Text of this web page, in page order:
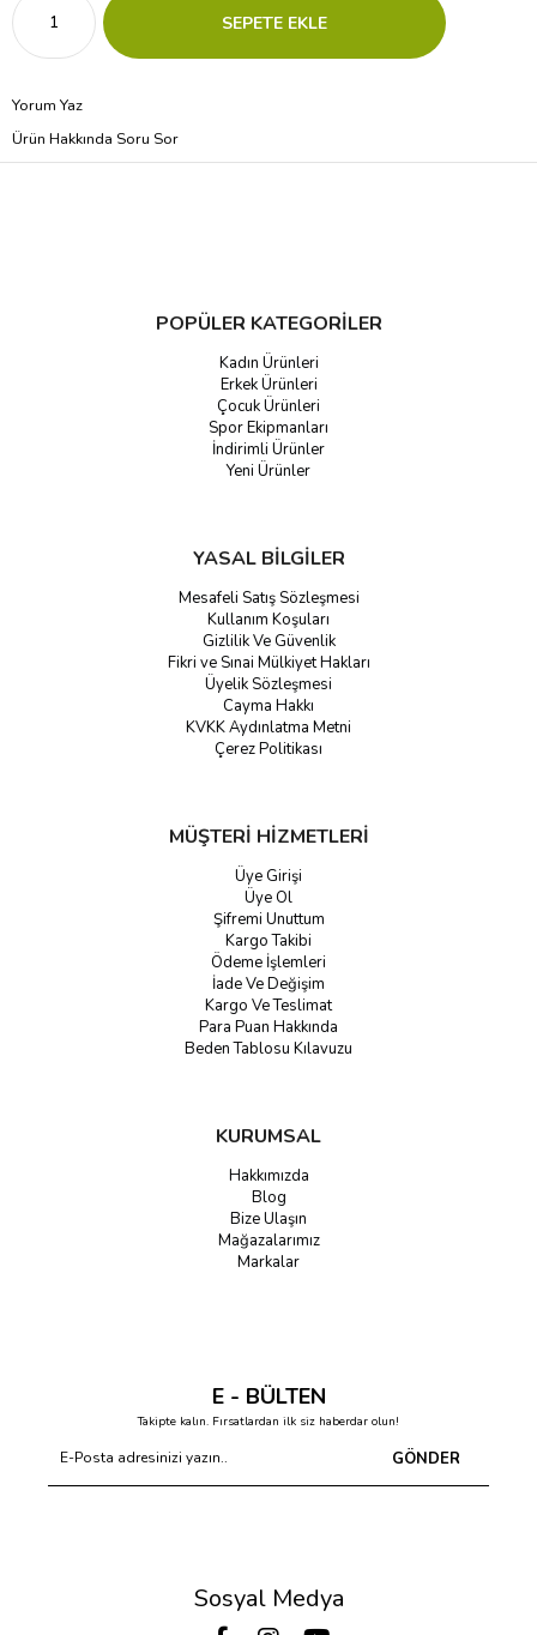
Yorum Yaz
Ürün Hakkında Soru Sor
POPÜLER KATEGORİLER
Kadın Ürünleri
Erkek Ürünleri
Çocuk Ürünleri
Spor Ekipmanları
İndirimli Ürünler
Yeni Ürünler
YASAL BİLGİLER
Mesafeli Satış Sözleşmesi
Kullanım Koşuları
Gizlilik Ve Güvenlik
Fikri ve Sınai Mülkiyet Hakları
Üyelik Sözleşmesi
Cayma Hakkı
KVKK Aydınlatma Metni
Çerez Politikası
MÜŞTERİ HİZMETLERİ
Üye Girişi
Üye Ol
Şifremi Unuttum
Kargo Takibi
Ödeme İşlemleri
İade Ve Değişim
Kargo Ve Teslimat
Para Puan Hakkında
Beden Tablosu Kılavuzu
KURUMSAL
Hakkımızda
Blog
Bize Ulaşın
Mağazalarımız
Markalar
E - BÜLTEN
Takipte kalın. Fırsatlardan ilk siz haberdar olun!
GÖNDER
Sosyal Medya